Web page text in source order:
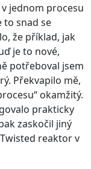
jednom procesu
to snad se
že příklad, jak
je to nové,
potřeboval jsem
Překvapilo mě,
okamžitý.
prakticky
zaskočil jiný
reaktor v